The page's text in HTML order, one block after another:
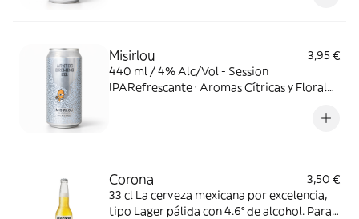
Misirlou
3,95 €
440 ml / 4% Alc/Vol - Session
IPARefrescante · Aromas Cítricas y Florales
Corona
3,50 €
33 cl La cerveza mexicana por excelencia,
tipo Lager pálida con 4.6° de alcohol. Para